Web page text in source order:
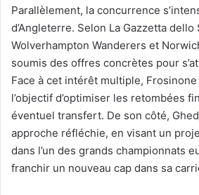
Parallèlement, la concurrence
d’Angleterre. Selon La Gazzetta dello
Wolverhampton Wanderers et
soumis des offres concrètes pour
Face à cet intérêt multiple,
l’objectif d’optimiser les retombées
éventuel transfert. De son côté,
approche réfléchie, en visant un
dans l’un des grands championnats
franchir un nouveau cap dans sa